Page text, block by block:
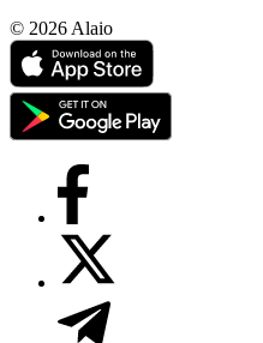
© 2026 Alaio